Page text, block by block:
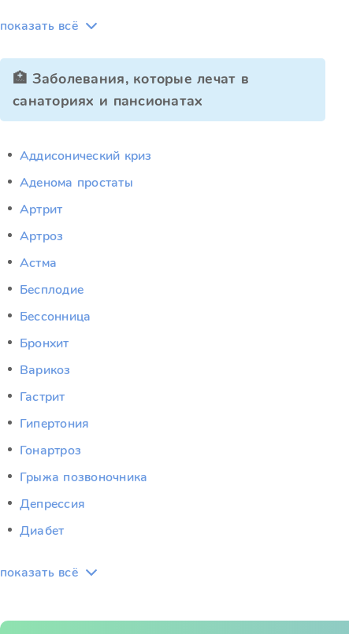
показать всё
🏥 Заболевания, которые лечат в
санаториях и пансионатах
Аддисонический криз
Аденома простаты
Артрит
Артроз
Астма
Бесплодие
Бессонница
Бронхит
Варикоз
Гастрит
Гипертония
Гонартроз
Грыжа позвоночника
Депрессия
Диабет
показать всё